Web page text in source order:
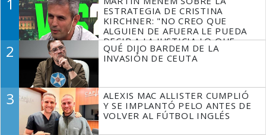
ESTRATEGIA DE CRISTINA
KIRCHNER: "NO CREO QUE
ALGUIEN DE AFUERA LE PUEDA
DECIR A LA JUSTICIA LO QUE
TIENE QUE HACER"
2
QUÉ DIJO BARDEM DE LA
INVASIÓN DE CEUTA
3
ALEXIS MAC ALLISTER CUMPLIÓ
Y SE IMPLANTÓ PELO ANTES DE
VOLVER AL FÚTBOL INGLÉS